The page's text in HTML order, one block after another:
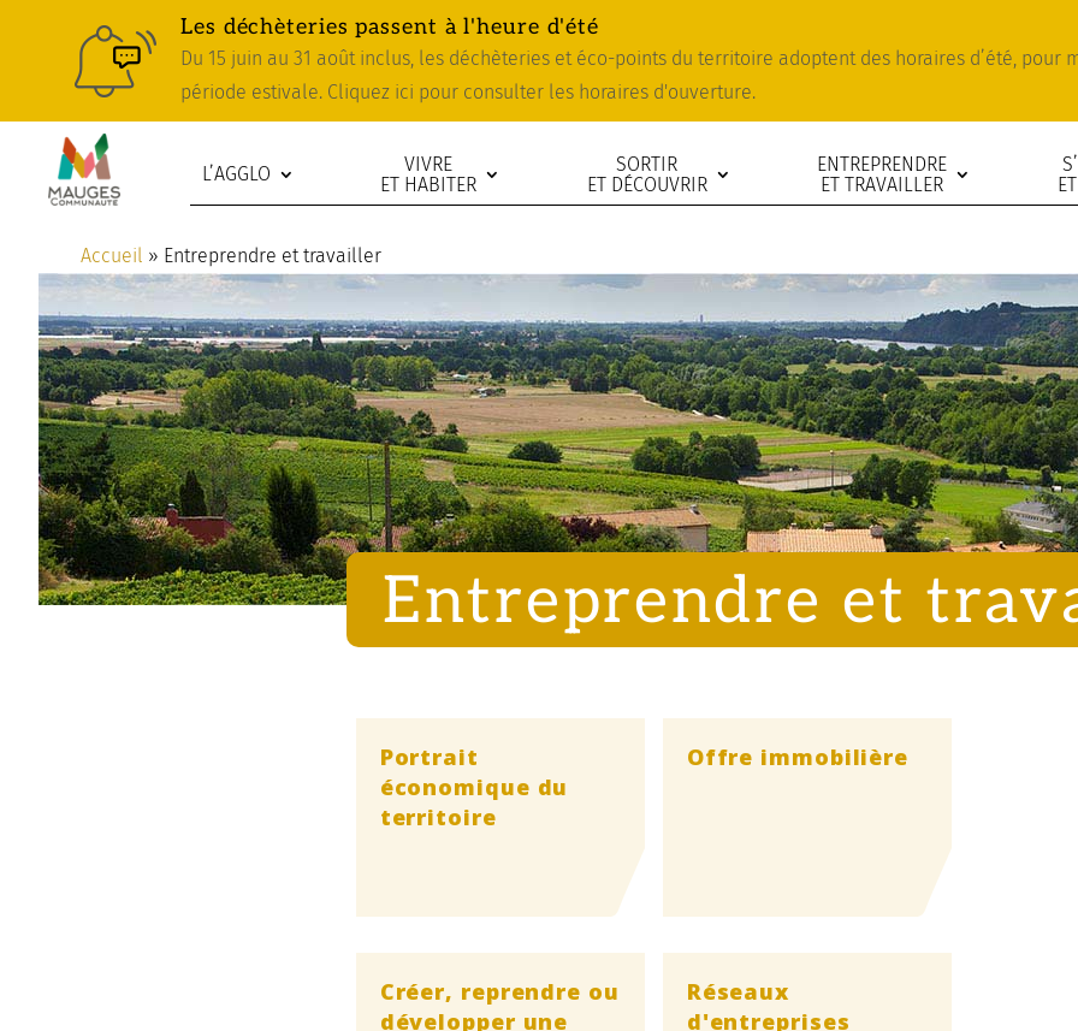
navigation
Les déchèteries passent à l'heure d'été
Du 15 juin au 31 août inclus, les déchèteries et éco-points du territoire adoptent des horaires d’été, pour
période estivale. Cliquez ici pour consulter les horaires d'ouverture.
L’AGGLO
VIVRE
ET HABITER
SORTIR
ET DÉCOUVRIR
ENTREPRENDRE
ET TRAVAILLER
Accueil » Entreprendre et travailler
Entreprendre et
Portrait
économique du
territoire
Offre immobilière
Créer, reprendre ou
développer une
Réseaux
d'entreprises